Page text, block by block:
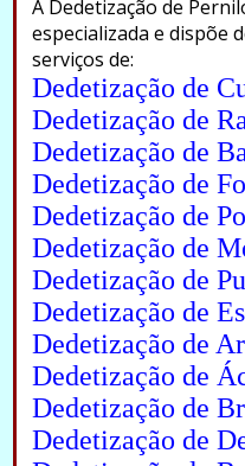
A Dedetização de
especializada e dispõe
serviços de:
Dedetização de
Dedetização de
Dedetização de
Dedetização de
Dedetização de
Dedetização de
Dedetização de
Dedetização de
Dedetização de
Dedetização de
Dedetização de
Dedetização de